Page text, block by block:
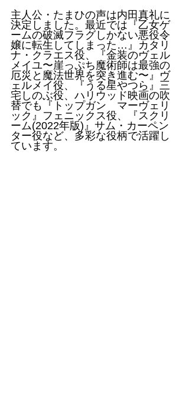
主人公・たまひの声は内田真礼に
決定しました。最近では『乙女ゲ
ームの破滅フラグしかない悪役令
嬢に転生してしまった…』カタリ
ナ・クラエス役、『金装のヴェル
メイユ〜崖っぷち魔術師は最強の
厄災と魔法世界を突き進む〜』ヴ
ェルメイ役、『うる星やつら』三
宅しのぶ役、ハリウッド映画の吹
替でも『トップガン　マーヴェリ
ック』フェニックス役、『スクリ
ーム(2022年版)』サム・カーペン
ター役など、多彩な役柄で活躍し
ています。